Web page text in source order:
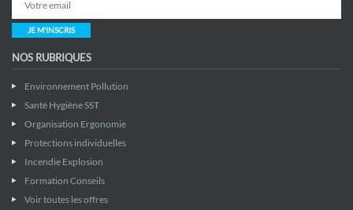
JE M'INSCRIS
NOS RUBRIQUES
Environnement Pollution
Santé Hygiène SST
Organisation Ergonomie
Protections individuelles
Incendie Explosion
Formation Conseils
Voir toutes les offres